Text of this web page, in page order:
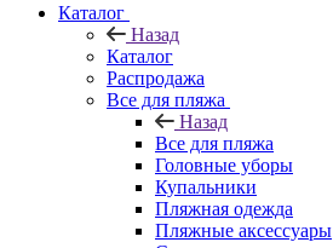
Каталог
Назад
Каталог
Распродажа
Все для пляжа
Назад
Все для пляжа
Головные уборы
Купальники
Пляжная одежда
Пляжные аксессуары